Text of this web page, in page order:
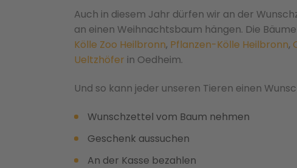
Auch in diesem Jahr dürfen wir an der
an einen Weihnachtsbaum hängen. Die
Kölle Zoo Heilbronn, Pflanzen-Kölle Heilbronn,
Ueltzhöfer in Oedheim.
Und so kann jeder unseren Tieren einen
Wunschzettel vom Baum nehmen
Geschenk aussuchen
An der Kasse bezahlen